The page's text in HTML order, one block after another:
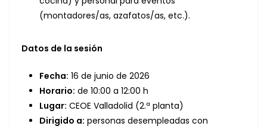
(montadores/as, azafatos/as, etc.).
Datos de la sesión
Fecha: 16 de junio de 2026
Horario: de 10:00 a 12:00 h
Lugar: CEOE Valladolid (2.ª planta)
Dirigido a: personas desempleadas con